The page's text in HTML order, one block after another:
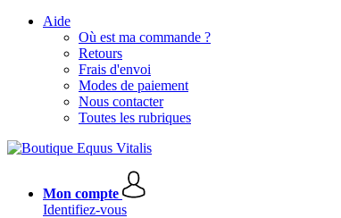
Aide
Où est ma commande ?
Retours
Frais d'envoi
Modes de paiement
Nous contacter
Toutes les rubriques
Mon compte
Identifiez-vous